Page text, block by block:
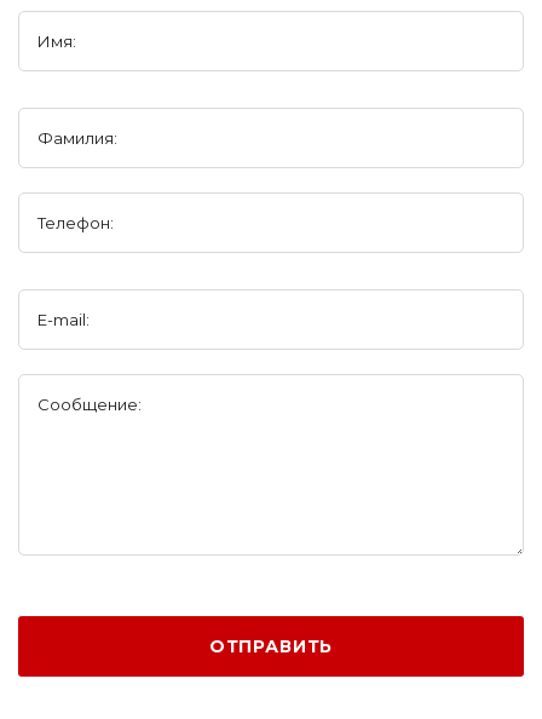
Имя:
Фамилия:
Телефон:
E-mail:
Сообщение:
ОТПРАВИТЬ